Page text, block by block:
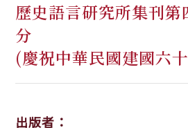
歷史語言研究所集刊第
分
(慶祝中華民國建國六
出版者：